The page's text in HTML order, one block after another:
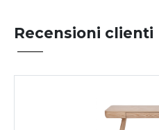
Recensioni clienti